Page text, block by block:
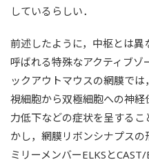
しているらしい．
前述したように，中枢とは異
呼ばれる特殊なアクティブゾ
ックアウトマウスの網膜では
視細胞から双極細胞への神
力低下などの症状を呈するこ
かし，網膜リボンシナプス
ミリーメンバーELKSと